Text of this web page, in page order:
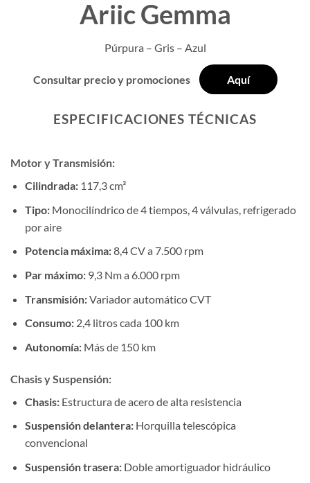
Ariic Gemma
Púrpura – Gris – Azul
Consultar precio y promociones Aquí
ESPECIFICACIONES TÉCNICAS
Motor y Transmisión:
Cilindrada:117,3 cm³
Tipo:Monocilíndrico de 4 tiempos, 4 válvulas, refrigerado
por aire
Potencia máxima:8,4 CV a 7.500 rpm
Par máximo:9,3 Nm a 6.000 rpm
Transmisión:Variador automático CVT
Consumo:2,4 litros cada 100 km
Autonomía:Más de 150 km
Chasis y Suspensión:
Chasis:Estructura de acero de alta resistencia
Suspensión delantera:Horquilla telescópica
convencional
Suspensión trasera:Doble amortiguador hidráulico